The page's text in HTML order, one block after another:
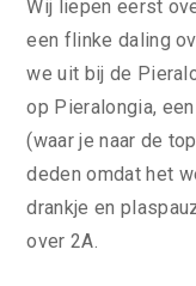
Wij liepen eerst
een flinke daling
we uit bij de
op Pieralongia,
(waar je naar de
deden omdat het
drankje en
over 2A.